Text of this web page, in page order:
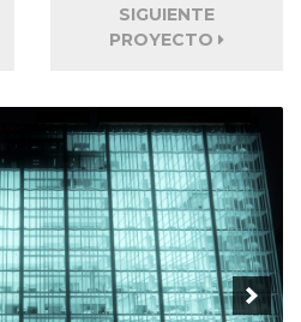
SIGUIENTE
PROYECTO